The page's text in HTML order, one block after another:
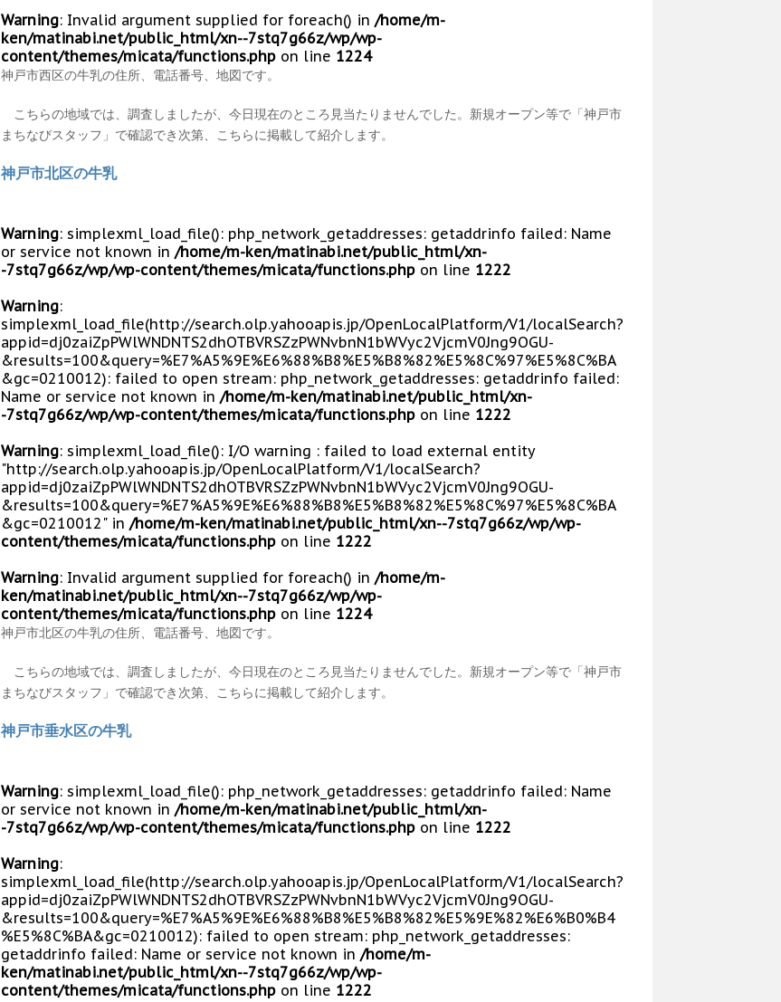
Warning: Invalid argument supplied for foreach() in /home/m-
ken/matinabi.net/public_html/xn--7stq7g66z/wp/wp-
content/themes/micata/functions.php on line 1224
神戸市西区の牛乳の住所、電話番号、地図です。
こちらの地域では、調査しましたが、今日現在のところ見当たりませんでした。新規オープン等で「神戸市
まちなびスタッフ」で確認でき次第、こちらに掲載して紹介します。
神戸市北区の牛乳
Warning: simplexml_load_file(): php_network_getaddresses: getaddrinfo failed: Name
or service not known in /home/m-ken/matinabi.net/public_html/xn-
-7stq7g66z/wp/wp-content/themes/micata/functions.php on line 1222
Warning:
simplexml_load_file(http://search.olp.yahooapis.jp/OpenLocalPlatform/V1/localSearch?
appid=dj0zaiZpPWlWNDNTS2dhOTBVRSZzPWNvbnN1bWVyc2VjcmV0Jng9OGU-
&results=100&query=%E7%A5%9E%E6%88%B8%E5%B8%82%E5%8C%97%E5%8C%BA
&gc=0210012): failed to open stream: php_network_getaddresses: getaddrinfo failed:
Name or service not known in /home/m-ken/matinabi.net/public_html/xn-
-7stq7g66z/wp/wp-content/themes/micata/functions.php on line 1222
Warning: simplexml_load_file(): I/O warning : failed to load external entity
"http://search.olp.yahooapis.jp/OpenLocalPlatform/V1/localSearch?
appid=dj0zaiZpPWlWNDNTS2dhOTBVRSZzPWNvbnN1bWVyc2VjcmV0Jng9OGU-
&results=100&query=%E7%A5%9E%E6%88%B8%E5%B8%82%E5%8C%97%E5%8C%BA
&gc=0210012" in /home/m-ken/matinabi.net/public_html/xn--7stq7g66z/wp/wp-
content/themes/micata/functions.php on line 1222
Warning: Invalid argument supplied for foreach() in /home/m-
ken/matinabi.net/public_html/xn--7stq7g66z/wp/wp-
content/themes/micata/functions.php on line 1224
神戸市北区の牛乳の住所、電話番号、地図です。
こちらの地域では、調査しましたが、今日現在のところ見当たりませんでした。新規オープン等で「神戸市
まちなびスタッフ」で確認でき次第、こちらに掲載して紹介します。
神戸市垂水区の牛乳
Warning: simplexml_load_file(): php_network_getaddresses: getaddrinfo failed: Name
or service not known in /home/m-ken/matinabi.net/public_html/xn-
-7stq7g66z/wp/wp-content/themes/micata/functions.php on line 1222
Warning:
simplexml_load_file(http://search.olp.yahooapis.jp/OpenLocalPlatform/V1/localSearch?
appid=dj0zaiZpPWlWNDNTS2dhOTBVRSZzPWNvbnN1bWVyc2VjcmV0Jng9OGU-
&results=100&query=%E7%A5%9E%E6%88%B8%E5%B8%82%E5%9E%82%E6%B0%B4
%E5%8C%BA&gc=0210012): failed to open stream: php_network_getaddresses:
getaddrinfo failed: Name or service not known in /home/m-
ken/matinabi.net/public_html/xn--7stq7g66z/wp/wp-
content/themes/micata/functions.php on line 1222